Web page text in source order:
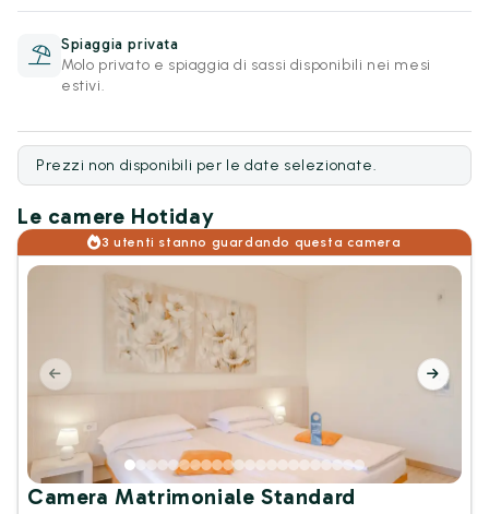
Spiaggia privata
Molo privato e spiaggia di sassi disponibili nei mesi
estivi.
Prezzi non disponibili per le date selezionate.
Le camere Hotiday
3 utenti stanno guardando questa camera
Camera Matrimoniale Standard